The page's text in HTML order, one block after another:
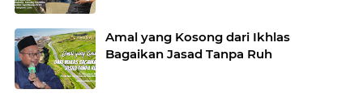
Amal yang Kosong dari Ikhlas
Bagaikan Jasad Tanpa Ruh